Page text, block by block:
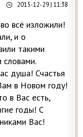
2015-12-29| 11:38
всё изложили!
и о
такими
душа! Счастья
в Новом году!
в Вас есть,
годы! С
Вас!